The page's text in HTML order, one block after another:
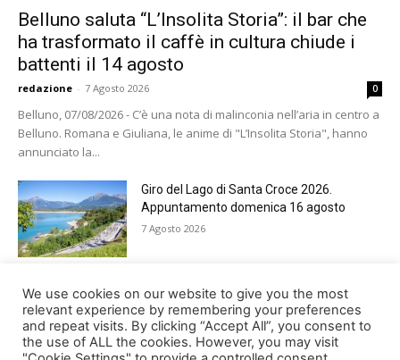
Belluno saluta “L’Insolita Storia”: il bar che
ha trasformato il caffè in cultura chiude i
battenti il 14 agosto
redazione - 7 Agosto 2026 0
Belluno, 07/08/2026 - C’è una nota di malinconia nell’aria in centro a
Belluno. Romana e Giuliana, le anime di "L’Insolita Storia", hanno
annunciato la...
Giro del Lago di Santa Croce 2026.
Appuntamento domenica 16 agosto
7 Agosto 2026
Belluno rende omaggio ai cugini
Alessandro e Andrea Bristot
6 Agosto 2026
We use cookies on our website to give you the most
relevant experience by remembering your preferences
and repeat visits. By clicking “Accept All”, you consent to
the use of ALL the cookies. However, you may visit